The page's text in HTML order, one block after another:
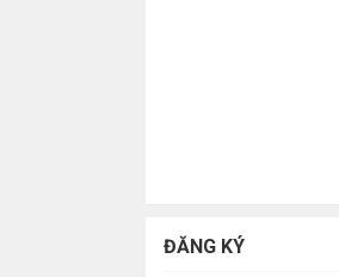
ĐĂNG KÝ